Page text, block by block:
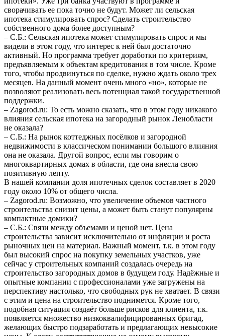
сворачивать ее пока точно не будут. Может ли сельская
ипотека стимулировать спрос? Сделать строительство
собственного дома более доступным?
– С.Б.: Сельская ипотека может стимулировать спрос и мы
видели в этом году, что интерес к ней был достаточно
активный. Но программа требует доработки по критериям,
предъявляемым к объектам кредитования в том числе. Кроме
того, чтобы продвинуться по сделке, нужно ждать около трех
месяцев. На данный момент очень много «но», которые не
позволяют реализовать весь потенциал такой государственной
поддержки.
– Zagorod.ru: То есть можно сказать, что в этом году никакого
влияния сельская ипотека на загородный рынок Ленобласти
не оказала?
– С.Б.: На рынок коттеджных посёлков и загородной
недвижимости в классическом понимании большого влияния
она не оказала. Другой вопрос, если мы говорим о
многоквартирных домах в области, где она внесла свою
позитивную лепту.
В нашей компании доля ипотечных сделок составляет в 2020
году около 10% от общего числа.
– Zagorod.ru: Возможно, что увеличение объемов частного
строительства снизит цены, а может быть станут популярны
компактные домики?
– С.Б.: Связи между объемами и ценой нет. Цена
строительства зависит исключительно от инфляции и роста
рыночных цен на материал. Важный момент, т.к. в этом году
был высокий спрос на покупку земельных участков, уже
сейчас у строительных компаний создалась очередь на
строительство загородных домов в будущем году. Надёжные и
опытные компании с профессионалами уже загружены на
перспективу настолько, что свободных рук не хватает. В связи
с этим и цена на строительство поднимется. Кроме того,
подобная ситуация создаёт больше рисков для клиента, т.к.
появляется множество низкоквалифицированных бригад,
желающих быстро подзаработать и предлагающих невысокие